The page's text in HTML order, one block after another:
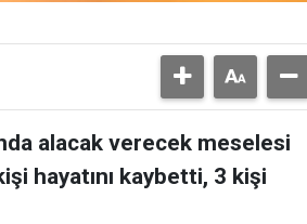
alacak verecek meselesi
hayatını kaybetti, 3 kişi